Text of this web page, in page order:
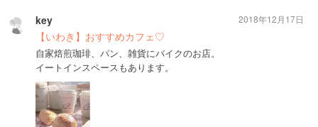
key
【いわき】おすすめカフェ♡
自家焙煎珈琲、パン、雑貨にバイクのお店。
イートインスペースもあります。
2018年12月17日